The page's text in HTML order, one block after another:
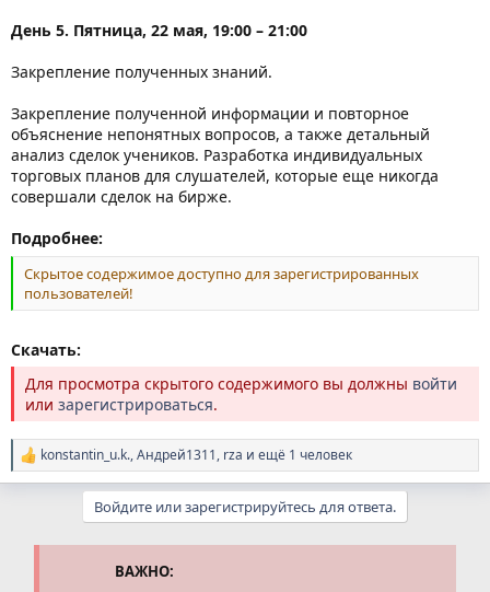
День 5. Пятница, 22 мая, 19:00 – 21:00
Закрепление полученных знаний.
Закрепление полученной информации и повторное
объяснение непонятных вопросов, а также детальный
анализ сделок учеников. Разработка индивидуальных
торговых планов для слушателей, которые еще никогда
совершали сделок на бирже.
Подробнее:
Скрытое содержимое доступно для зарегистрированных
пользователей!
Скачать:
Для просмотра скрытого содержимого вы должны войти
или зарегистрироваться.
Р
е
konstantin_u.k.,Андрей1311, rza и ещё 1 человек
Войдите или зарегистрируйтесь для ответа.
ВАЖНО: